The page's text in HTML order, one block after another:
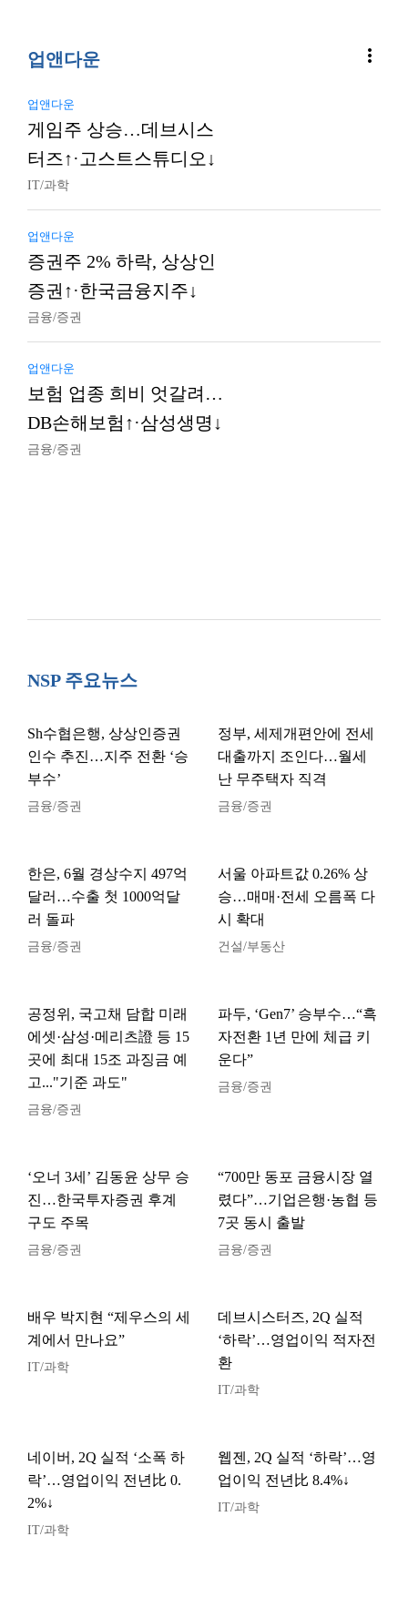
업앤다운 more_vert
업앤다운
게임주 상승…데브시스
터즈↑·고스트스튜디오↓
IT/과학
업앤다운
증권주 2% 하락, 상상인
증권↑·한국금융지주↓
금융/증권
업앤다운
보험 업종 희비 엇갈려…
DB손해보험↑·삼성생명↓
금융/증권
NSP 주요뉴스
Sh수협은행, 상상인증권
인수 추진…지주 전환 ‘승
부수’
금융/증권
정부, 세제개편안에 전세
대출까지 조인다…월세
난 무주택자 직격
금융/증권
한은, 6월 경상수지 497억
달러…수출 첫 1000억달
러 돌파
금융/증권
서울 아파트값 0.26% 상
승…매매·전세 오름폭 다
시 확대
건설/부동산
공정위, 국고채 담합 미래
에셋·삼성·메리츠證 등 15
곳에 최대 15조 과징금 예
고..."기준 과도"
금융/증권
파두, ‘Gen7’ 승부수…“흑
자전환 1년 만에 체급 키
운다”
금융/증권
‘오너 3세’ 김동윤 상무 승
진…한국투자증권 후계
구도 주목
금융/증권
“700만 동포 금융시장 열
렸다”…기업은행·농협 등
7곳 동시 출발
금융/증권
배우 박지현 “제우스의 세
계에서 만나요”
IT/과학
데브시스터즈, 2Q 실적
‘하락’…영업이익 적자전
환
IT/과학
네이버, 2Q 실적 ‘소폭 하
락’…영업이익 전년比 0.
2%↓
IT/과학
웹젠, 2Q 실적 ‘하락’…영
업이익 전년比 8.4%↓
IT/과학